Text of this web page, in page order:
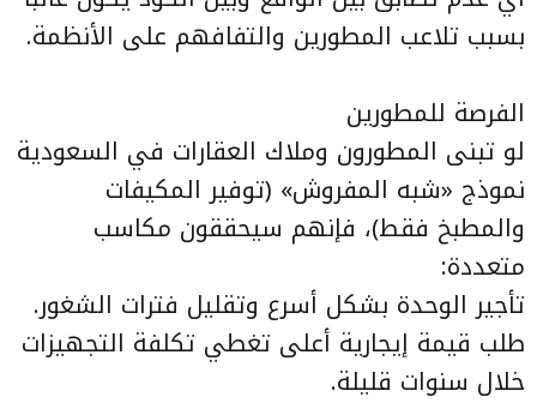
بسبب تلاعب المطورين والتفافهم على الأنظمة.
الفرصة للمطورين
لو تبنى المطورون وملاك العقارات في السعودية
نموذج «شبه المفروش» (توفير المكيفات
والمطبخ فقط)، فإنهم سيحققون مكاسب
متعددة:
تأجير الوحدة بشكل أسرع وتقليل فترات الشغور.
طلب قيمة إيجارية أعلى تغطي تكلفة التجهيزات
خلال سنوات قليلة.